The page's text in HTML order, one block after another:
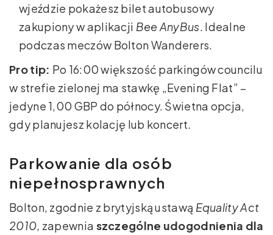
wjeździe pokażesz bilet autobusowy
zakupiony w aplikacji Bee AnyBus . Idealne
podczas meczów Bolton Wanderers.
Pro tip: Po 16:00 większość parkingów councilu
w strefie zielonej ma stawkę „Evening Flat” –
jedyne 1,00 GBP do północy. Świetna opcja,
gdy planujesz kolację lub koncert.
Parkowanie dla osób
niepełnosprawnych
Bolton, zgodnie z brytyjską ustawą Equality Act
2010 , zapewnia szczególne udogodnienia dla